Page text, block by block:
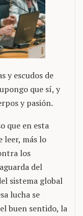
y escudos de
que sí, y
y pasión.
que en esta
leer, más lo
los
del
sistema global
lucha se
buen sentido, la